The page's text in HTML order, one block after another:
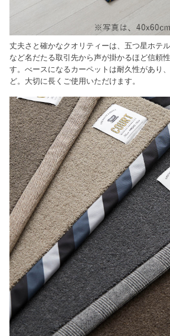
丈夫さと確かなクオリティーは、五つ星ホテ
など名だたる取引先から声が掛かるほど信頼
す。べースになるカーペットは耐久性があり
ど。大切に長くご使用いただけます。